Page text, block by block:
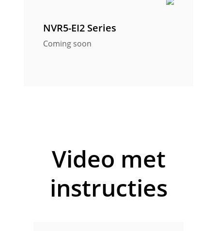
NVR5-EI2 Series
Coming soon
Video met
instructies